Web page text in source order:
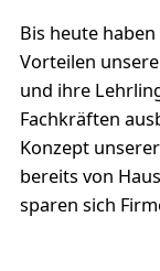
Bis heute
Vorteilen
und ihre
Fachkräften
Konzept
bereits von
sparen sich